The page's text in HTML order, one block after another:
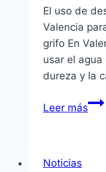
El uso de
Valencia
grifo En
usar el
dureza y la
Leer másLa
Noticias